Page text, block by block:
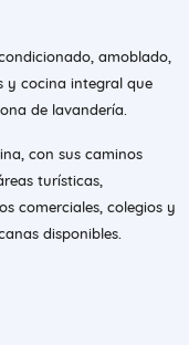
amoblado,
y cocina integral que
de lavandería.
con sus caminos
turísticas,
comerciales, colegios y
disponibles.